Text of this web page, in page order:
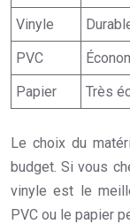
Vinyle
PVC
Papier
Très
Le choix du
budget. Si vous
vinyle est le
PVC ou le papier